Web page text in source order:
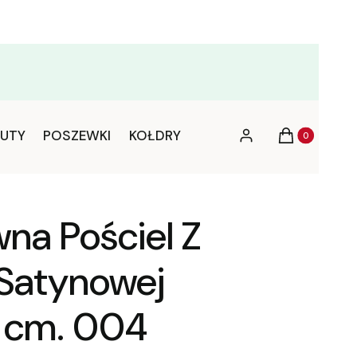
POSZEWKI KOŁDRY Zaloguj sięProdukty w
Koszyk
Pościel Z
004